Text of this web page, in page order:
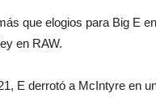
que elogios para Big E
en RAW.
E derrotó a McIntyre en